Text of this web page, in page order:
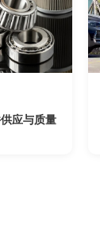
应与质量